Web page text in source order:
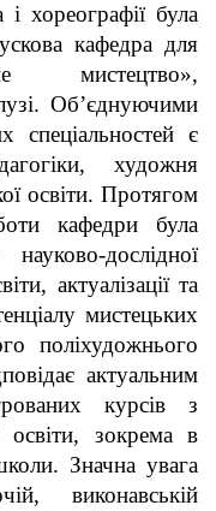
хореографії була
кафедра для
мистецтво»,
Об’єднуючими
спеціальностей є
художня
освіти. Протягом
кафедри була
дослідної
актуалізації та
мистецьких
поліхудожнього
актуальним
курсів з
освіти, зокрема в
Значна увага
виконавській